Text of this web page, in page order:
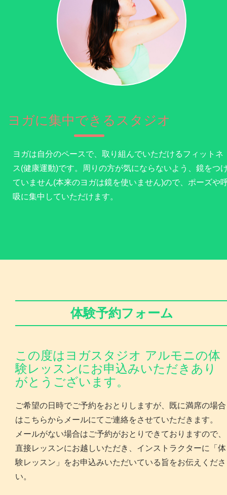
ヨガに集中できるスタジオ
ヨガは自分のペースで、取り組んでいただけるフィットネ
ス(健康運動)です。周りの方が気にならないよう、鏡をつ
ていません(本来のヨガは鏡を使いません)ので、ポーズや
吸に集中していただけます。
体験予約フォーム
この度はヨガスタジオ アルモニの体
験レッスンにお申込みいただきあり
がとうございます。
ご希望の日時でご予約をおとりしますが、既に満席の場合
はこちらからメールにてご連絡をさせていただきます。
メールがない場合はご予約がおとりできておりますので、
直接レッスンにお越しいただき、インストラクターに「体
験レッスン」をお申込みいただいている旨をお伝えくださ
い。